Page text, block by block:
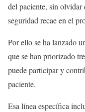
del paciente, sin olvidar
seguridad recae en el
Por ello se ha lanzado
que se han priorizado
puede participar y
paciente.
Esa línea específica